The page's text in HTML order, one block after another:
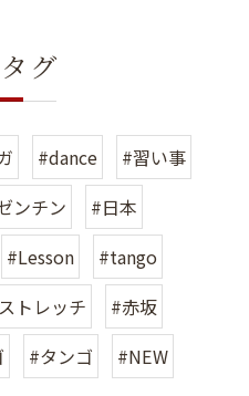
グ
#dance
#習い事
ンチン
#日本
#Lesson
#tango
トレッチ
#赤坂
#タンゴ #NEW